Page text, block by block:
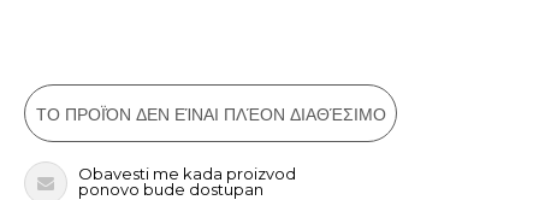
ΤΟ ΠΡΟΪΌΝ ΔΕΝ ΕΊΝΑΙ ΠΛΈΟΝ ΔΙΑΘΈΣΙΜΟ
Obavesti me kada proizvod
ponovo bude dostupan